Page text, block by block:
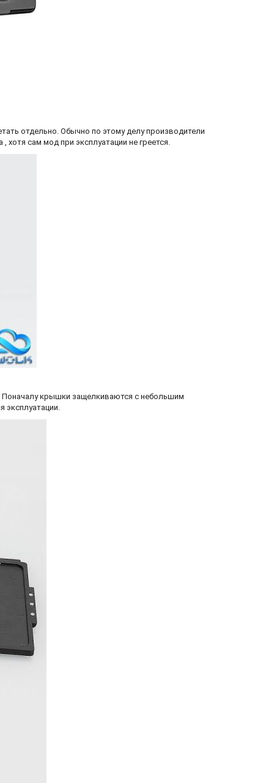
отдельно. Обычно по этому делу производители
сам мод при эксплуатации не греется.
Поначалу крышки защелкиваются с небольшим